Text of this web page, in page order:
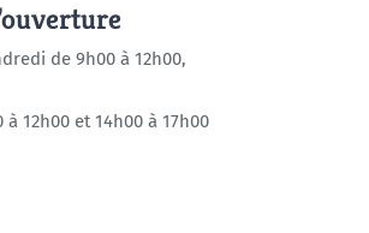
de 9h00 à 12h00,
à 12h00 et 14h00 à 17h00